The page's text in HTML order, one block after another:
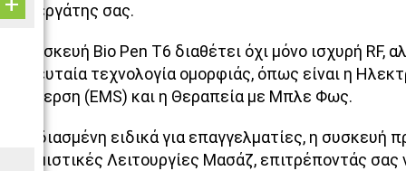
συνεργάτης σας.
Η συσκευή Bio Pen T6 διαθέτει όχι μόνο ισχυρή RF,
τελευταία τεχνολογία ομορφιάς, όπως είναι η
Διέγερση (EMS) και η Θεραπεία με Μπλε Φως.
Σχεδιασμένη ειδικά για επαγγελματίες, η συσκευή
Ρυθμιστικές Λειτουργίες Μασάζ, επιτρέποντάς σας